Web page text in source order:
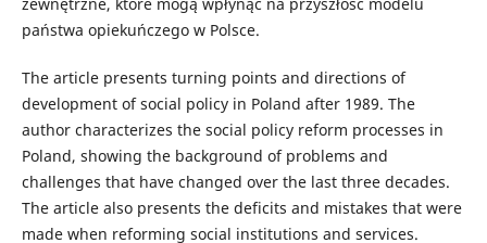
państwa opiekuńczego w Polsce.
The article presents turning points and directions of
development of social policy in Poland after 1989. The
author characterizes the social policy reform processes in
Poland, showing the background of problems and
challenges that have changed over the last three decades.
The article also presents the deficits and mistakes that were
made when reforming social institutions and services.